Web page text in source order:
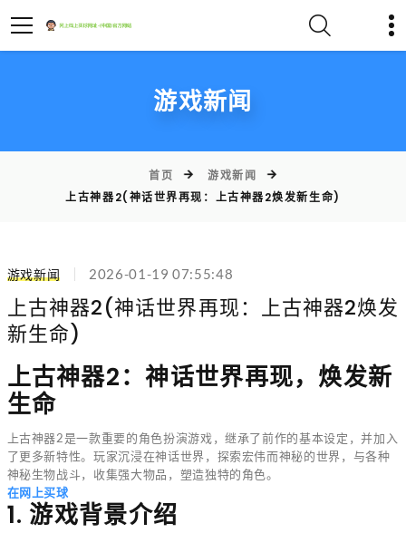
游戏新闻
首页
游戏新闻
上古神器2(神话世界再现：上古神器2焕发新生命)
游戏新闻 2026-01-19 07:55:48
上古神器2(神话世界再现：上古神器2焕发
新生命)
上古神器2：神话世界再现，焕发新
生命
上古神器2是一款重要的角色扮演游戏，继承了前作的基本设定，并加入
了更多新特性。玩家沉浸在神话世界，探索宏伟而神秘的世界，与各种
神秘生物战斗，收集强大物品，塑造独特的角色。
在网上买球
1. 游戏背景介绍